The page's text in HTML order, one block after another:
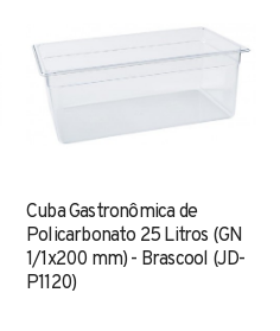
Cuba Gastronômica de
Policarbonato 25 Litros (GN
1/1x200 mm) - Brascool (JD-
P1120)